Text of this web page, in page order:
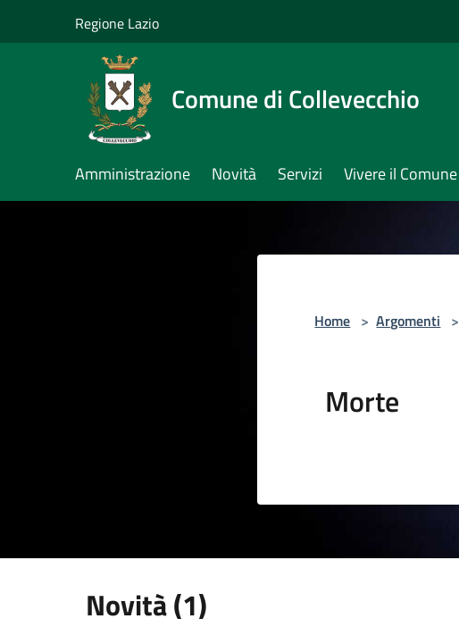
Regione Lazio
Comune di Collevecchio
Amministrazione Novità Servizi Vivere il Comune
Home > Argomenti >
Morte
Novità (1)